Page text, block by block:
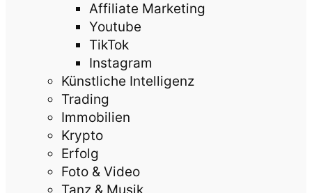
Affiliate Marketing
Youtube
TikTok
Instagram
Künstliche Intelligenz
Trading
Immobilien
Krypto
Erfolg
Foto & Video